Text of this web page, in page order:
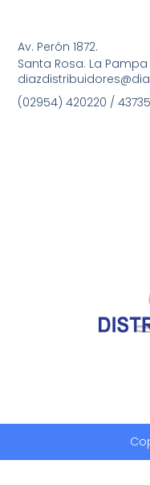
Av. Perón 1872.
Santa Rosa. La
(02954) 420220 /